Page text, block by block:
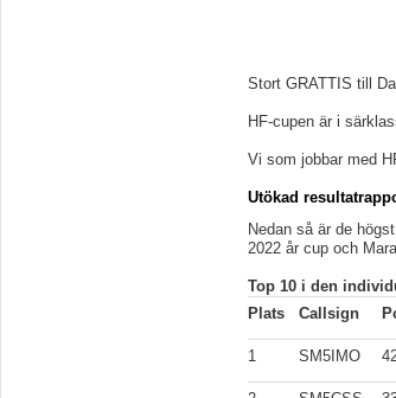
Stort GRATTIS till
HF-cupen är i
Vi som jobbar med
Utökad
Nedan så är de
2022 år cup och
Top 10 i den
Plats
Callsign
1 SM5IMO